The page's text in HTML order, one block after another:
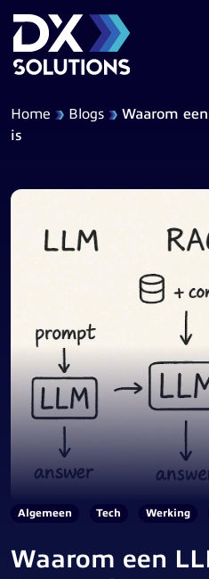
Home Blogs
Waarom
is
Algemeen Tech Werking
Waarom een